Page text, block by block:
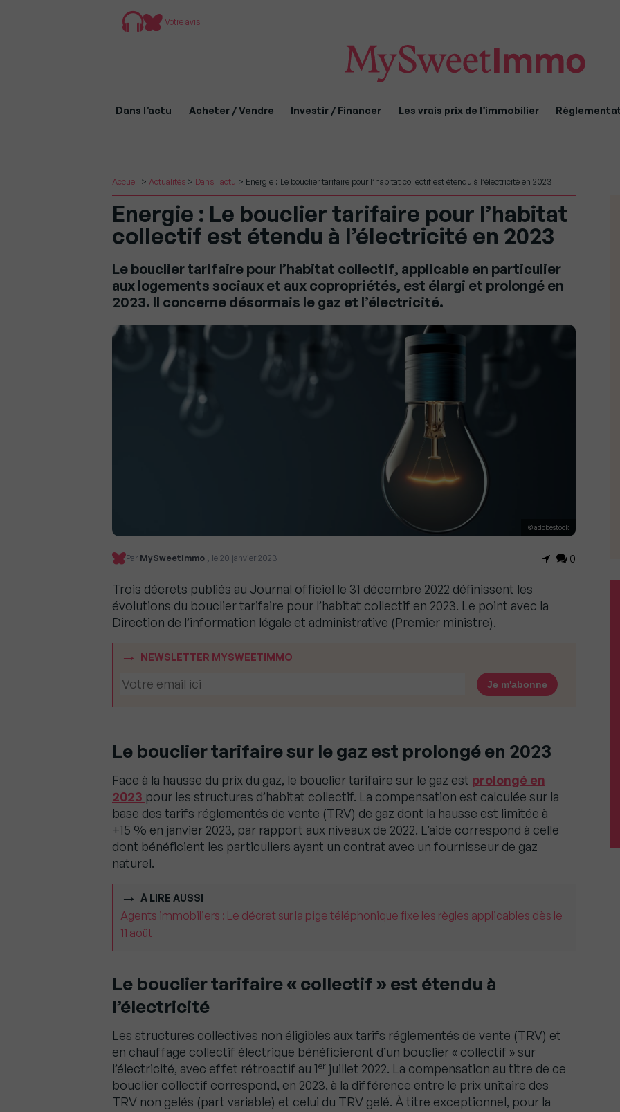
Votre avis
Dans l’actu Acheter / Vendre Investir / Financer Les vrais prix de l’immobilier
Accueil > Actualités > Dans l'actu > Energie : Le bouclier tarifaire pour l’habitat collectif est étendu à l’électricité en 2023
Energie : Le bouclier tarifaire pour l’habitat
collectif est étendu à l’électricité en 2023
Le bouclier tarifaire pour l’habitat collectif, applicable en particulier
aux logements sociaux et aux copropriétés, est élargi et prolongé en
2023. Il concerne désormais le gaz et l’électricité.
© adobestock
Par MySweetImmo , le 20 janvier 2023 0
Trois décrets publiés au Journal officiel le 31 décembre 2022 définissent les
évolutions du bouclier tarifaire pour l’habitat collectif en 2023. Le point avec la
Direction de l’information légale et administrative (Premier ministre).
NEWSLETTER MYSWEETIMMO
Le bouclier tarifaire sur le gaz est prolongé en 2023
Face à la hausse du prix du gaz, le bouclier tarifaire sur le gaz est prolongé en
2023 pour les structures d’habitat collectif. La compensation est calculée sur la
base des tarifs réglementés de vente (TRV) de gaz dont la hausse est limitée à
+15 % en janvier 2023, par rapport aux niveaux de 2022. L’aide correspond à celle
dont bénéficient les particuliers ayant un contrat avec un fournisseur de gaz
naturel.
À LIRE AUSSI
Agents immobiliers : Le décret sur la pige téléphonique fixe les règles applicables dès le
11 août
Le bouclier tarifaire « collectif » est étendu à
l’électricité
Les structures collectives non éligibles aux tarifs réglementés de vente (TRV) et
en chauffage collectif électrique bénéficieront d’un bouclier « collectif » sur
l’électricité, avec effet rétroactif au 1er juillet 2022. La compensation au titre de ce
bouclier collectif correspond, en 2023, à la différence entre le prix unitaire des
TRV non gelés (part variable) et celui du TRV gelé. À titre exceptionnel, pour la